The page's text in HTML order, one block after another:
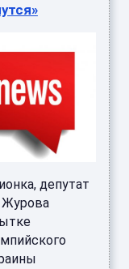
депутат
Журова